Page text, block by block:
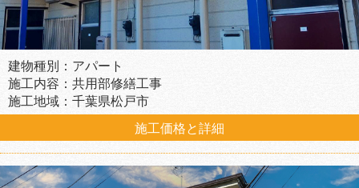
建物種別：アパート
施工内容：共用部修繕工事
施工地域：千葉県松戸市
施工価格と詳細